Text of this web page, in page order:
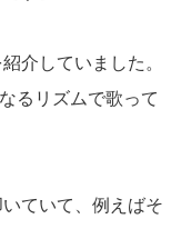
介していました。
るリズムで歌って
ていて、例えばそ